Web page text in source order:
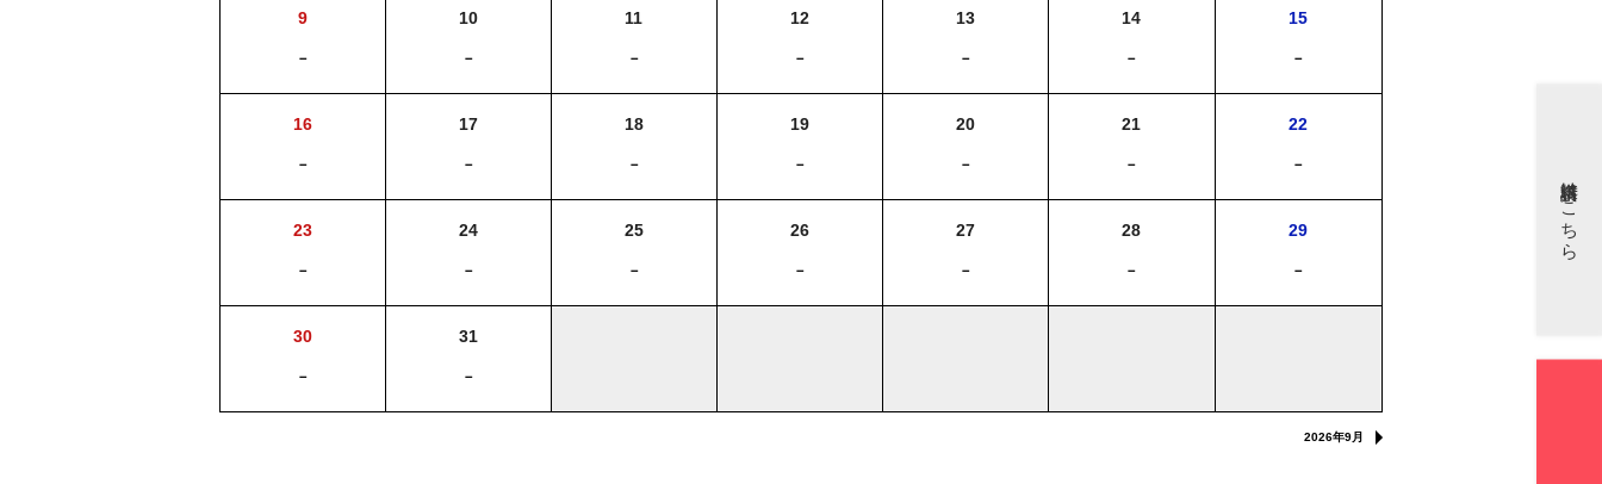
9
－
10
－
11
－
12
－
13
－
14
－
15
－
16
－
17
－
18
－
19
－
20
－
21
－
22
－
23
－
24
－
25
－
26
－
27
－
28
－
29
－
30
－
31
－
2026年9月
資料請求はこちら